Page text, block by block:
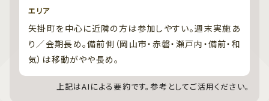
エリア
矢掛町を中心に近隣の方は参加しやすい。週末実施あ
り／会期長め。備前側（岡山市・赤磐・瀬戸内・備前・和
気）は移動がやや長め。
上記はAIによる要約です。参考としてご活用ください。